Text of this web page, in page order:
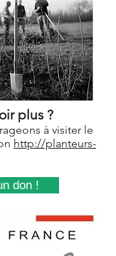
plus ?
à visiter le
http://planteurs-
don !